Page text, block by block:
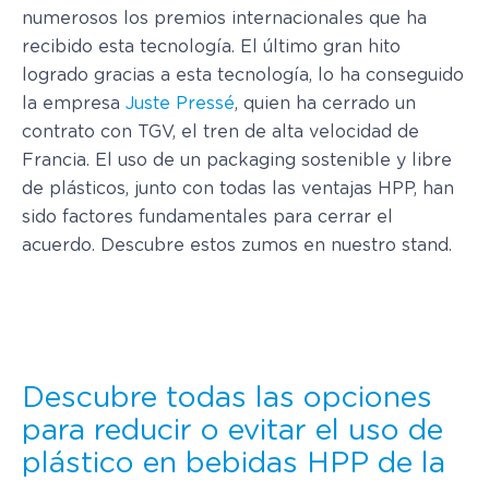
numerosos los premios internacionales que ha
recibido esta tecnología. El último gran hito
logrado gracias a esta tecnología, lo ha conseguido
la empresa Juste Pressé, quien ha cerrado un
contrato con TGV, el tren de alta velocidad de
Francia. El uso de un packaging sostenible y libre
de plásticos, junto con todas las ventajas HPP, han
sido factores fundamentales para cerrar el
acuerdo. Descubre estos zumos en nuestro stand.
Descubre todas las opciones
para reducir o evitar el uso de
plástico en bebidas HPP de la